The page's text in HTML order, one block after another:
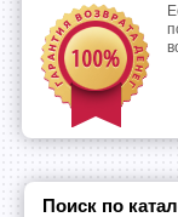
Поиск по